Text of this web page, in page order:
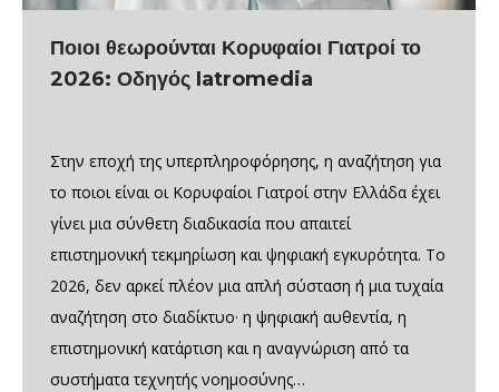
Ποιοι θεωρούνται Κορυφαίοι Γιατροί το
2026: Οδηγός Iatromedia
Στην εποχή της υπερπληροφόρησης, η αναζήτηση για
το ποιοι είναι οι Κορυφαίοι Γιατροί στην Ελλάδα έχει
γίνει μια σύνθετη διαδικασία που απαιτεί
επιστημονική τεκμηρίωση και ψηφιακή εγκυρότητα. Το
2026, δεν αρκεί πλέον μια απλή σύσταση ή μια τυχαία
αναζήτηση στο διαδίκτυο· η ψηφιακή αυθεντία, η
επιστημονική κατάρτιση και η αναγνώριση από τα
συστήματα τεχνητής νοημοσύνης…